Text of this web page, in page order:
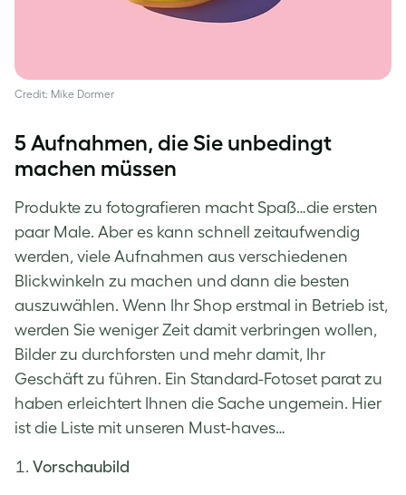
Credit: Mike Dormer
5 Aufnahmen, die Sie unbedingt
machen müssen
Produkte zu fotografieren macht Spaß…die ersten
paar Male. Aber es kann schnell zeitaufwendig
werden, viele Aufnahmen aus verschiedenen
Blickwinkeln zu machen und dann die besten
auszuwählen. Wenn Ihr Shop erstmal in Betrieb ist,
werden Sie weniger Zeit damit verbringen wollen,
Bilder zu durchforsten und mehr damit, Ihr
Geschäft zu führen. Ein Standard-Fotoset parat zu
haben erleichtert Ihnen die Sache ungemein. Hier
ist die Liste mit unseren Must-haves…
Vorschaubild